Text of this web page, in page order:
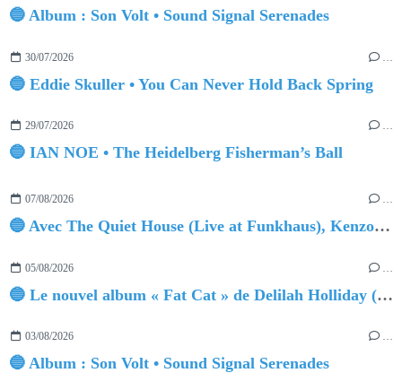
🔵 Album : Son Volt • Sound Signal Serenades
30/07/2026
🔵 Eddie Skuller • You Can Never Hold Back Spring
29/07/2026 …
🔵 IAN NOE • The Heidelberg Fisherman’s Ball
07/08/2026 …
🔵 Avec The Quiet House (Live at Funkhaus), Kenzo Zurzolo livre une performance aussi intense qu'envoûtante.
05/08/2026 …
🔵 Le nouvel album « Fat Cat » de Delilah Holliday (sortie le 30 Octobre 2026)
03/08/2026 …
🔵 Album : Son Volt • Sound Signal Serenades